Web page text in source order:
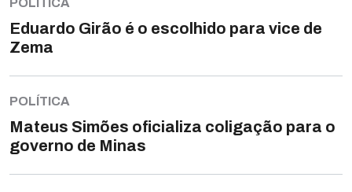
POLÍTICA
Eduardo Girão é o escolhido para vice de
Zema
POLÍTICA
Mateus Simões oficializa coligação para o
governo de Minas